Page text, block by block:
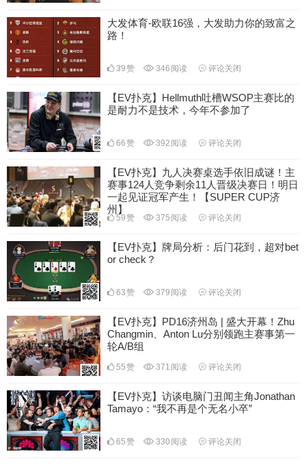
大发体育-欧联16强，大发助力你的致富之
路！
39赞 346 阅读 评论关闭
【EV扑克】Hellmuth吐槽WSOP主赛比的
是耐力不是技术，今年不参加了
66赞 392 阅读 评论关闭
【EV扑克】九人决赛桌选手依旧成谜！主
赛事124人竞争剩余11人晋级决赛日！明日
一起见证冠军产生！【SUPER CUP济
州】
59赞 375 阅读 评论关闭
【EV扑克】牌局分析：后门花到，超对bet
or check？
63赞 379 阅读 评论关闭
【EV扑克】PD16济州岛 | 盛大开幕！Zhu
Changmin、Anton Lu分别领跑主赛事第一
轮A/B组
55赞 371 阅读 评论关闭
【EV扑克】访谈电脑门丑闻主角Jonathan
Tamayo：“我不再是个无名小卒”
65赞 330 阅读 评论关闭